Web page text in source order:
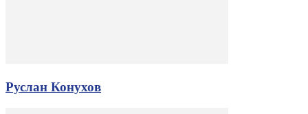
Руслан Конухов